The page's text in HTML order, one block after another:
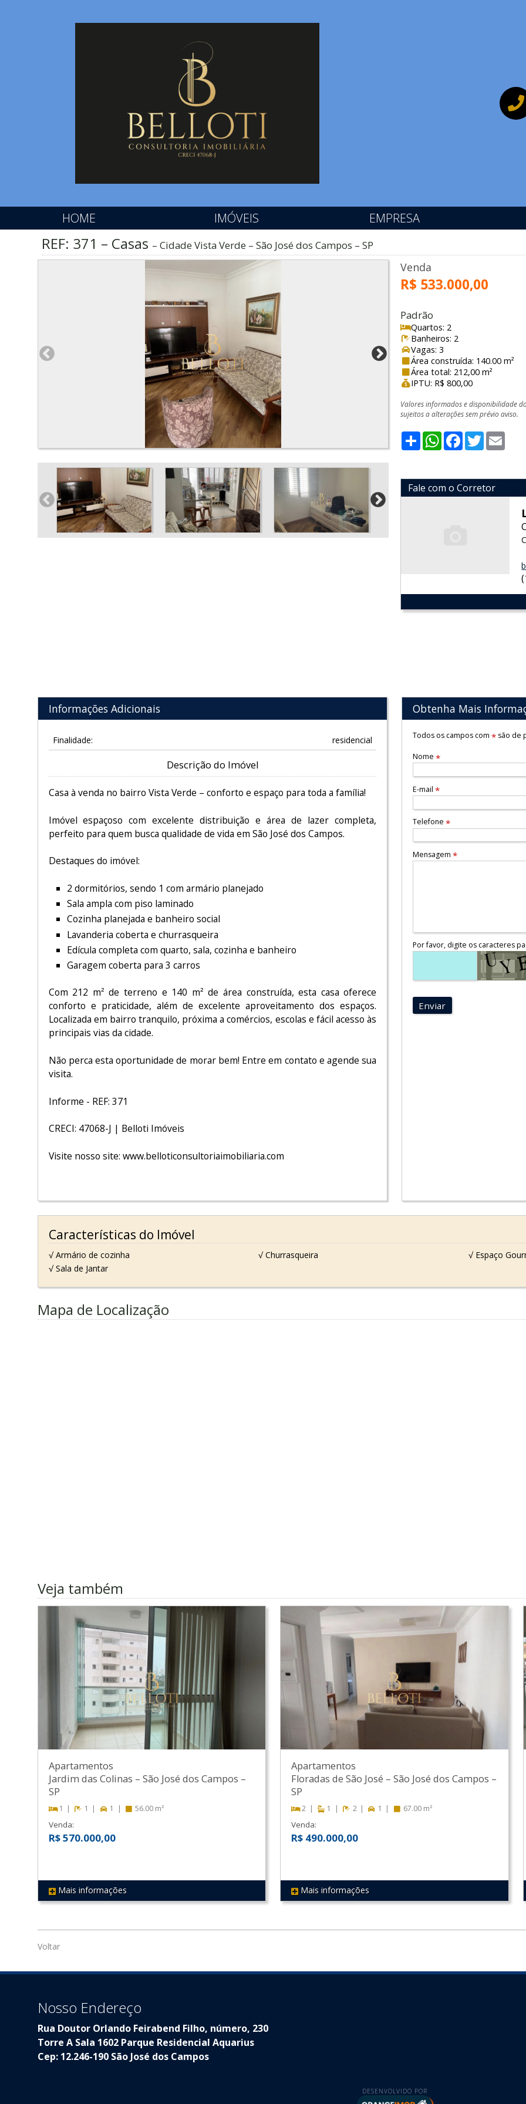
HOME IMÓVEIS EMPRESA
REF: 371 – Casas Cidade Vista Verde – São José dos Campos – SP
Venda
R$ 533.000,00
Padrão
Quartos: 2
Banheiros: 2
Vagas: 3
Área construída: 140.00 m²
Área total: 212,00 m²
IPTU: R$ 800,00
Valores informados e disponibilidade
sujeitos a alterações sem prévio aviso.
ShareWhatsApp
Facebook
Twitter
Fale com o Corretor
Informações Adicionais
Finalidade: residencial
Descrição do Imóvel
Casa à venda no bairro Vista Verde – conforto e espaço para toda a família!
Imóvel espaçoso com excelente distribuição e área de lazer completa,
perfeito para quem busca qualidade de vida em São José dos Campos.
Destaques do imóvel:
2 dormitórios, sendo 1 com armário planejado
Sala ampla com piso laminado
Cozinha planejada e banheiro social
Lavanderia coberta e churrasqueira
Edícula completa com quarto, sala, cozinha e banheiro
Garagem coberta para 3 carros
Com 212 m² de terreno e 140 m² de área construída, esta casa oferece
conforto e praticidade, além de excelente aproveitamento dos espaços.
Localizada em bairro tranquilo, próxima a comércios, escolas e fácil acesso às
principais vias da cidade.
Não perca esta oportunidade de morar bem! Entre em contato e agende sua
visita.
Informe - REF: 371
CRECI: 47068-J | Belloti Imóveis
Visite nosso site: www.belloticonsultoriaimobiliaria.com
Obtenha Mais
Todos os campos com *são de
Nome *
E-mail *
Telefone *
Mensagem *
Por favor, digite os caracteres
Enviar
Características do Imóvel
√ Armário de cozinha √ Churrasqueira
√ Espaço
√ Sala de Jantar
Mapa de Localização
Veja também
REF 403
Apartamentos
Jardim das Colinas – São José dos Campos –
SP
1 1 1 56.00 m²
Venda:
R$ 570.000,00
Mais informações REF 461
Apartamentos
Floradas de São José – São José dos Campos –
SP
2 1 2 1 67.00 m²
Venda:
R$ 490.000,00
Mais informações
Voltar
Nosso Endereço
Rua Doutor Orlando Feirabend Filho, número, 230
Torre A Sala 1602 Parque Residencial Aquarius
Cep: 12.246-190 São José dos Campos
DESENVOLVIDO POR